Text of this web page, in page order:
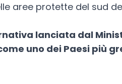
aree protette del sud
lanciata dal
uno dei Paesi più